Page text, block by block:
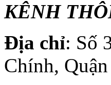
KÊNH
Địa chỉ: Số
Chính,